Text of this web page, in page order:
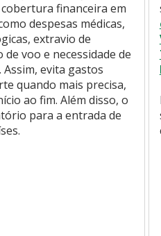
financeira em
despesas médicas,
extravio de
voo e necessidade de
evita gastos
quando mais precisa,
ao fim. Além disso, o
para a entrada de